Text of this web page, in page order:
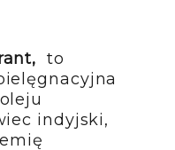
to
indyjski,